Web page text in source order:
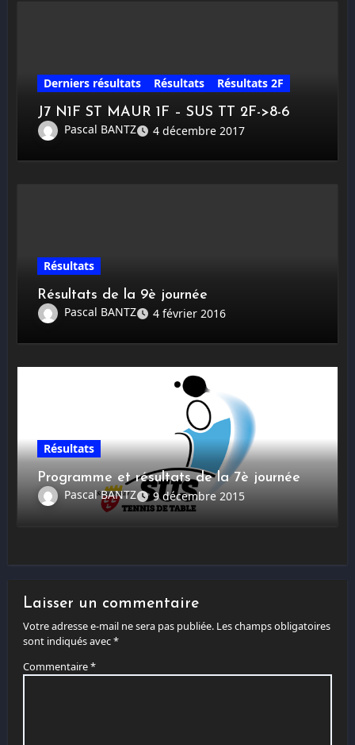
Derniers résultats Résultats
Résultats 2F
J7 N1F ST MAUR 1F – SUS TT 2F->8-6
Pascal BANTZ
4 décembre 2017
Résultats
Résultats de la 9è journée
Pascal BANTZ
4 février 2016
Résultats
Programme et résultats de la 7è journée
Pascal BANTZ
9 décembre 2015
Laisser un commentaire
Votre adresse e-mail ne sera pas publiée. Les champs obligatoires
sont indiqués avec*
Commentaire*